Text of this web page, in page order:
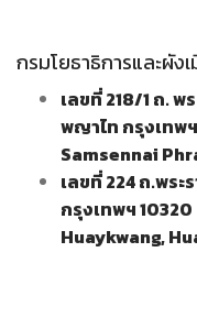
กรมโยธาธิการและผัง
เลขที่ 218/1 ถ. พ
พญาไท กรุงเทพ
Samsennai
เลขที่ 224 ถ.พระ
กรุงเทพฯ 10320
Huaykwang,